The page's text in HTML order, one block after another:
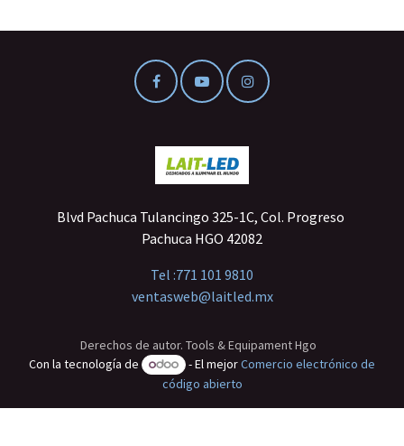
Blvd Pachuca Tulancingo 325-1C, Col. Progreso
Pachuca HGO 42082
Tel :771 101 9810
ventasweb@laitled.mx
Derechos de autor. Tools & Equipament Hgo
Con la tecnología de
- El mejorComercio electrónico de
código abierto